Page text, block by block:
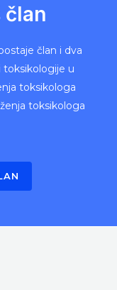
član
član i dva
toksikologije u
toksikologa
toksikologa